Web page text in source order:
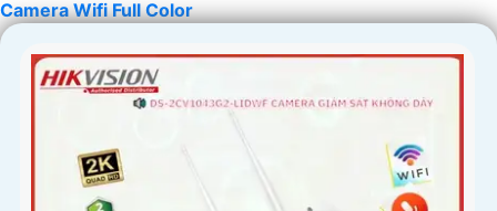
Camera Wifi Full Color